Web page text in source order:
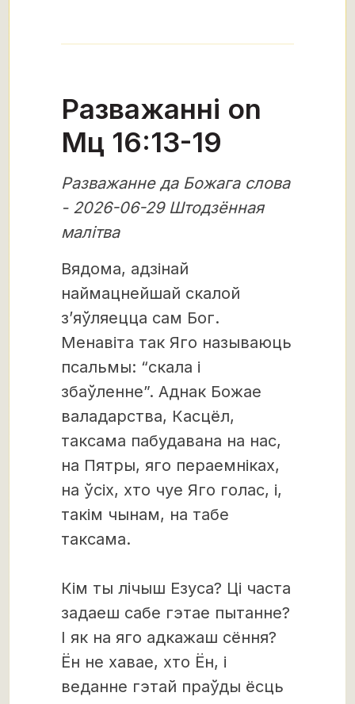
Разважанні on
Мц 16:13-19
Разважанне да Божага слова
- 2026-06-29 Штодзённая
малітва
Вядома, адзінай
наймацнейшай скалой
з’яўляецца сам Бог.
Менавіта так Яго называюць
псальмы: “скала і
збаўленне”. Аднак Божае
валадарства, Касцёл,
таксама пабудавана на нас,
на Пятры, яго пераемніках,
на ўсіх, хто чуе Яго голас, і,
такім чынам, на табе
таксама.
Кім ты лічыш Езуса? Ці часта
задаеш сабе гэтае пытанне?
І як на яго адкажаш сёння?
Ён не хавае, хто Ён, і
веданне гэтай праўды ёсць